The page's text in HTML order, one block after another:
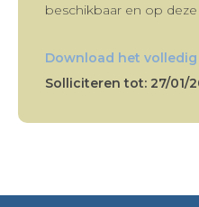
beschikbaar en op
Download het
Solliciteren tot: 27/01/